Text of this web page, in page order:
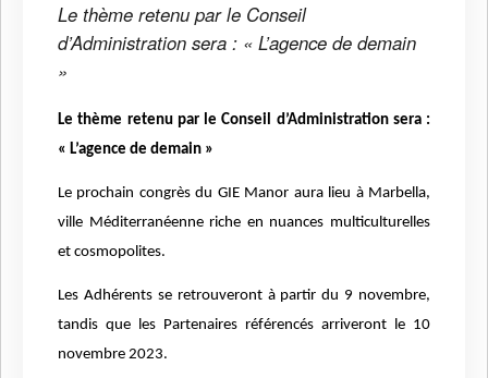
Le thème retenu par le Conseil
d’Administration sera : « L’agence de demain
»
Le thème retenu par le Conseil d’Administration sera :
« L’agence de demain »
Le prochain congrès du GIE Manor aura lieu à Marbella,
ville Méditerranéenne riche en nuances multiculturelles
et cosmopolites.
Les Adhérents se retrouveront à partir du 9 novembre,
tandis que les Partenaires référencés arriveront le 10
novembre 2023.